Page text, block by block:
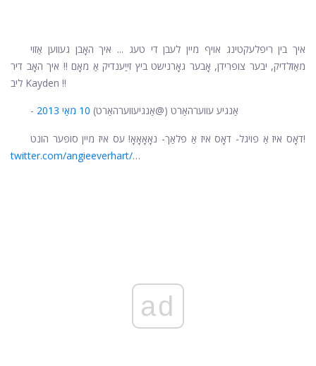
איך בין ריפלעקטינג אויף מיין לעבן די טעג ... איך האָבן געווען אַזוי
מאַזלדיק, יבער צופרידן, אָבער גאָרנישט ביץ זייַענדיק אַ מאָם !! איך האָב דיר
ליב Kayden !!
- אַנגיע עווערהאַרט (@אַנגיעווערהאַרט) 10 מאַי 2013
דאָס איז אַ פויגל- דאָס איז אַ פלאַך- נאָאָאָאָ! עס איז מיין סופּער הונט!
twitter.com/angieeverhart/…
ad